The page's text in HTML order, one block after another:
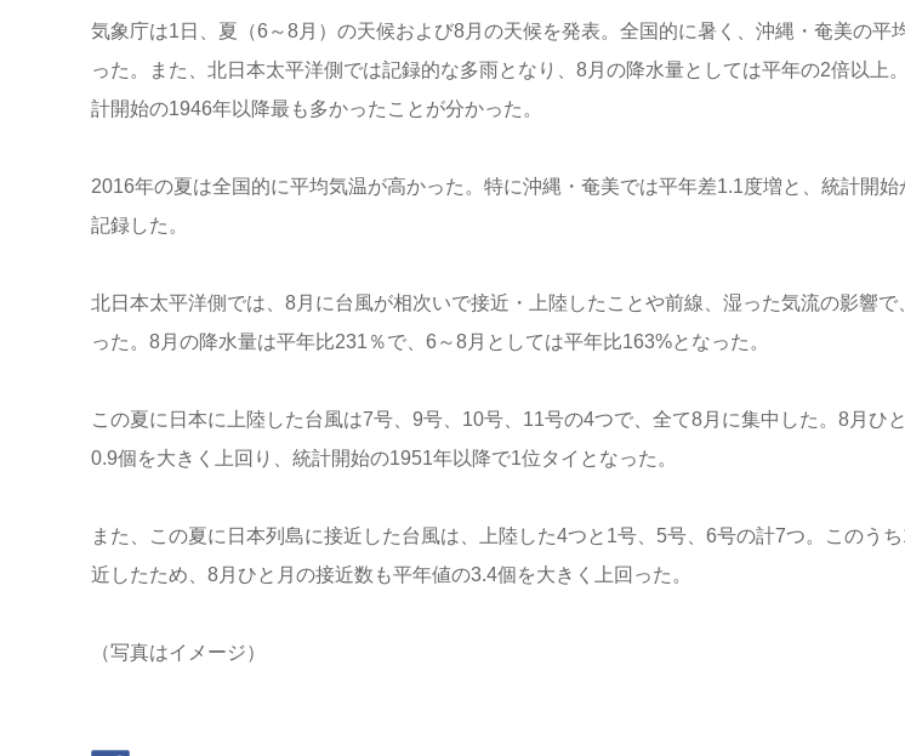
気象庁は1日、夏（6～8月）の天候および8月の天候を発表。全国的に暑く、沖縄・奄美の平
った。また、北日本太平洋側では記録的な多雨となり、8月の降水量としては平年の2倍以上
計開始の1946年以降最も多かったことが分かった。
2016年の夏は全国的に平均気温が高かった。特に沖縄・奄美では平年差1.1度増と、統計開
記録した。
北日本太平洋側では、8月に台風が相次いで接近・上陸したことや前線、湿った気流の影響で
った。8月の降水量は平年比231％で、6～8月としては平年比163%となった。
この夏に日本に上陸した台風は7号、9号、10号、11号の4つで、全て8月に集中した。8月ひ
0.9個を大きく上回り、統計開始の1951年以降で1位タイとなった。
また、この夏に日本列島に接近した台風は、上陸した4つと1号、5号、6号の計7つ。このう
近したため、8月ひと月の接近数も平年値の3.4個を大きく上回った。
（写真はイメージ）